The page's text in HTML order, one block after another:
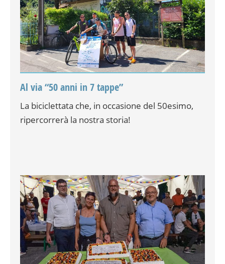
Al via “50 anni in 7 tappe”
La biciclettata che, in occasione del 50esimo,
ripercorrerà la nostra storia!